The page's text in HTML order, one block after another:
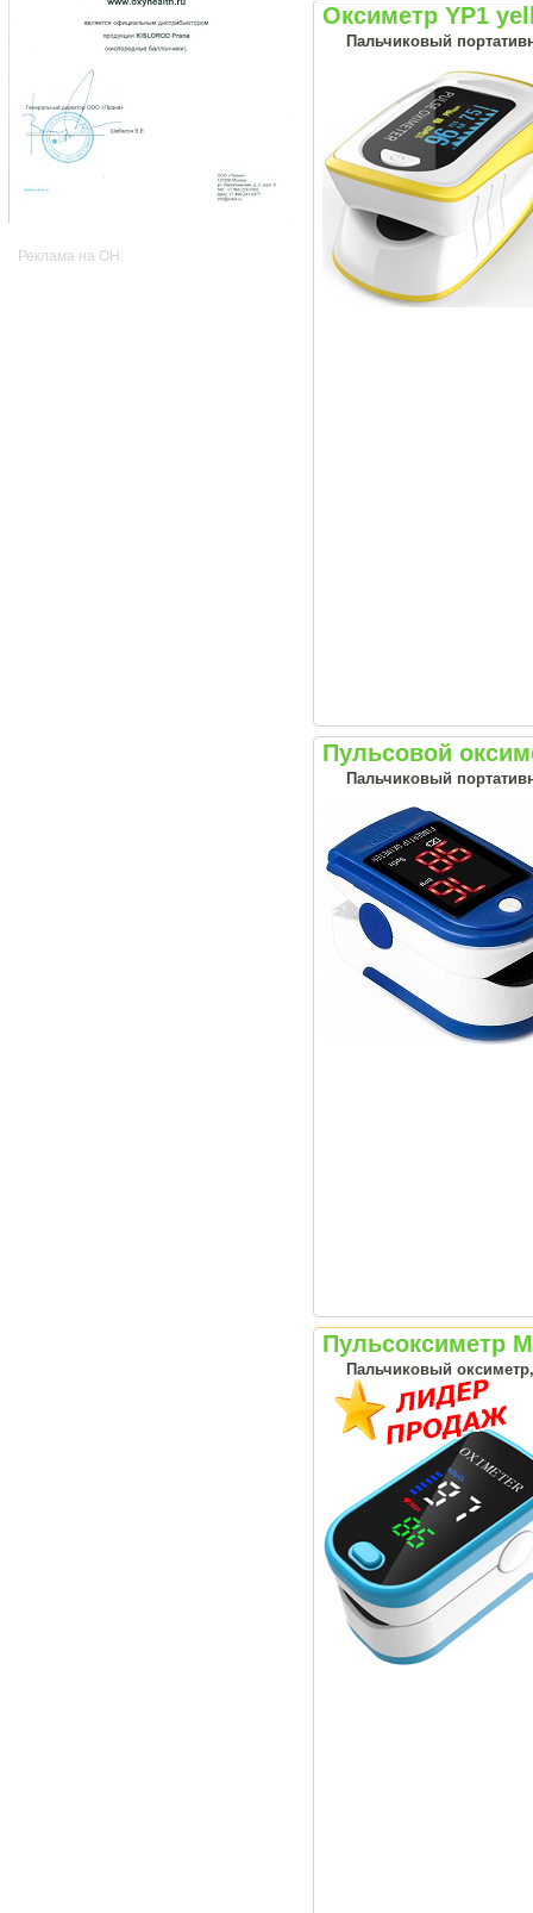
Реклама на OH:
Оксиметр YP1
Пальчиковый
Пульсовой
Пальчиковый
Пульсоксиметр
Пальчиковый оксиметр,